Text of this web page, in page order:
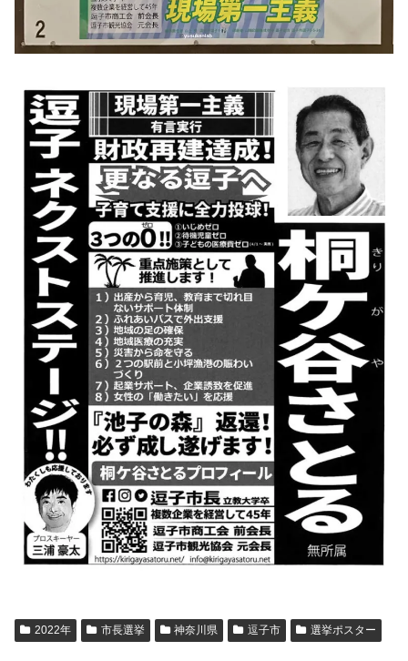
2022年 市長選挙 神奈川県 逗子市 選挙ポスター